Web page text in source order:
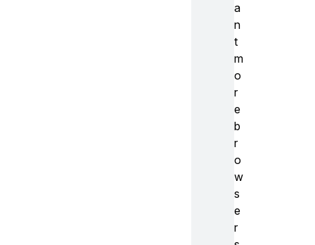
a
n
t
m
o
r
e
b
r
o
w
s
e
r